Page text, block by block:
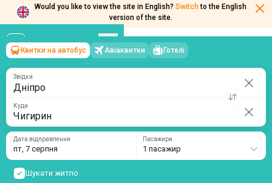
Would you like to view the site in English? Switch to the English
version of the site.
Дніпро→Чигирин
пт, 7 серпня/1 пасажир
Квитки на автобус Авіаквитки Готелі
Звідки
Куди
Дата відправлення
пт, 7 серпня
Пасажири
1 пасажир
Шукати житло